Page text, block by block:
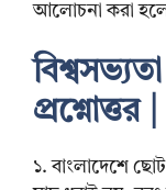
আলোচনা করা
প্রশ্নোত্তর
১. বাংলাদেশে